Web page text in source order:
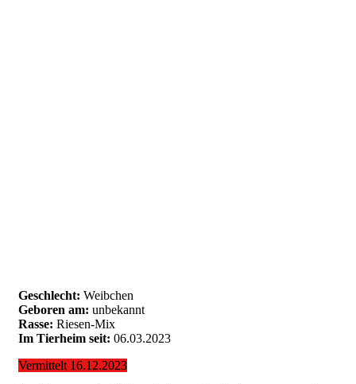
Geschlecht: Weibchen
Geboren am: unbekannt
Rasse: Riesen-Mix
Im Tierheim seit: 06.03.2023
Vermittelt 16.12.2023